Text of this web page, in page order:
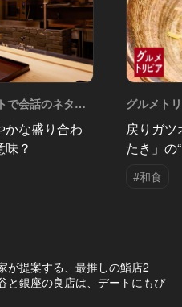
で会話のネタに
かな盛り合わ
？
グルメト
なるQ＆
戻りガ
たき」の
#和食
が提案する、最推しの鮨店2
と銀座の良店は、デートにもぴ